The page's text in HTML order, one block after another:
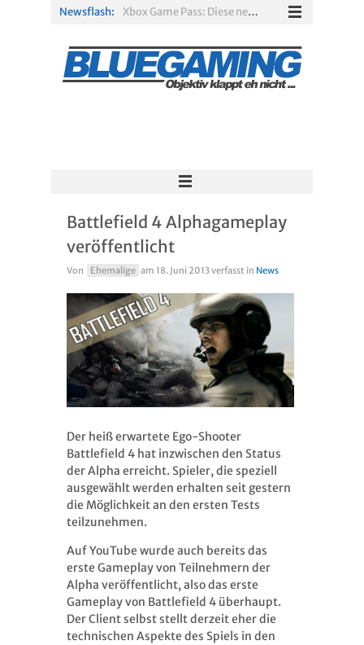
Newsflash:
Xbox Game Pass: Diese neuen Spiele erscheinen im August 2026
Gamescom 2026: Sony fehlt zum siebten Mal in Folge
PS5-Disc vor dem Aus: Warum der Fan-Protest gegen Sony ins Leere läuft
Solarpunk im Test: Entspannter Aufbau über den Wolken
Battlefield 4 Alphagameplay
veröffentlicht
Von Ehemalige am 18. Juni 2013verfasst in News
Der heiß erwartete Ego-Shooter
Battlefield 4 hat inzwischen den Status
der Alpha erreicht. Spieler, die speziell
ausgewählt werden erhalten seit gestern
die Möglichkeit an den ersten Tests
teilzunehmen.
Auf YouTube wurde auch bereits das
erste Gameplay von Teilnehmern der
Alpha veröffentlicht, also das erste
Gameplay von Battlefield 4 überhaupt.
Der Client selbst stellt derzeit eher die
technischen Aspekte des Spiels in den